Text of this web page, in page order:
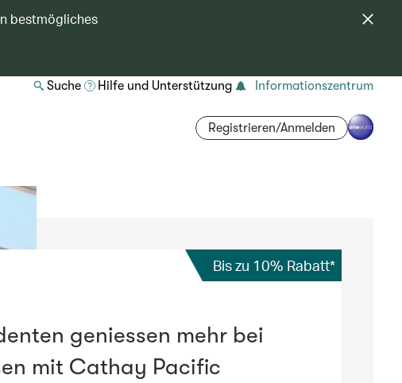
bestmögliches
Suche Hilfe und Unterstützung Informationszentrum
Registrieren/Anmelden
Bis zu 10% Rabatt*
geniessen mehr bei
mit Cathay Pacific